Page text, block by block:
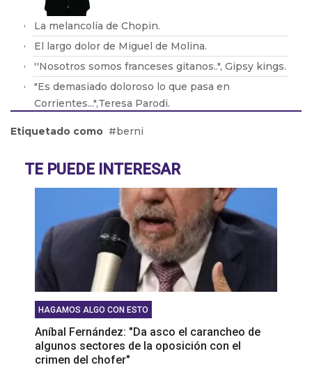
La melancolía de Chopin.
El largo dolor de Miguel de Molina.
''Nosotros somos franceses gitanos..", Gipsy kings.
"Es demasiado doloroso lo que pasa en
Corrientes...",Teresa Parodi.
Etiquetado como berni
TE PUEDE INTERESAR
HAGAMOS ALGO CON ESTO
Aníbal Fernández: "Da asco el carancheo de
algunos sectores de la oposición con el
crimen del chofer"